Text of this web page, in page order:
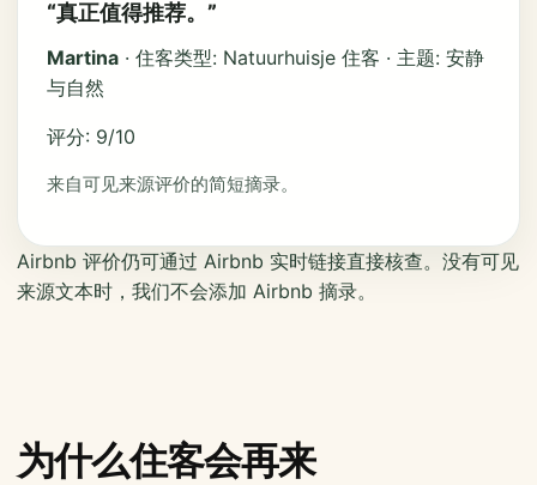
“真正值得推荐。”
Martina · 住客类型: Natuurhuisje 住客 · 主题: 安静
与自然
评分: 9/10
来自可见来源评价的简短摘录。
Airbnb 评价仍可通过 Airbnb 实时链接直接核查。没有可见
来源文本时，我们不会添加 Airbnb 摘录。
为什么住客会再来